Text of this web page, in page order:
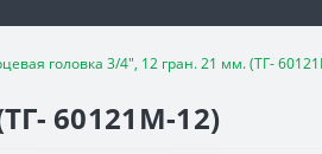
головка 3/4", 12 гран. 21 мм. (ТГ-
60121M-12)